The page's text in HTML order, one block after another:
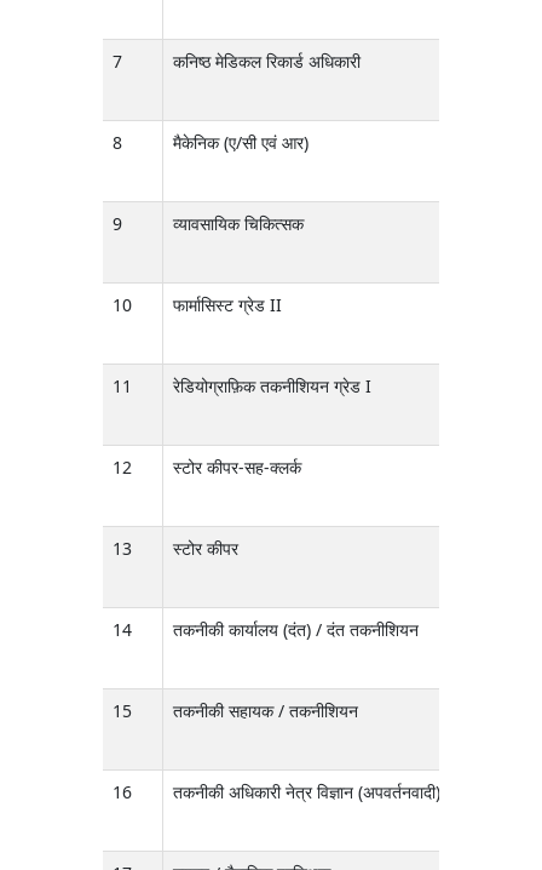
7 कनिष्ठ मेडिकल रिकार्ड अधिकारी
8 मैकेनिक (ए/सी एवं आर)
9 व्यावसायिक चिकित्सक
10 फार्मासिस्ट ग्रेड II
11 रेडियोग्राफ़िक तकनीशियन ग्रेड I
12 स्टोर कीपर-सह-क्लर्क
13 स्टोर कीपर
14 तकनीकी कार्यालय (दंत) / दंत तकनीशियन
15 तकनीकी सहायक / तकनीशियन
16 तकनीकी अधिकारी नेत्र विज्ञान (अपवर्तनवादी)